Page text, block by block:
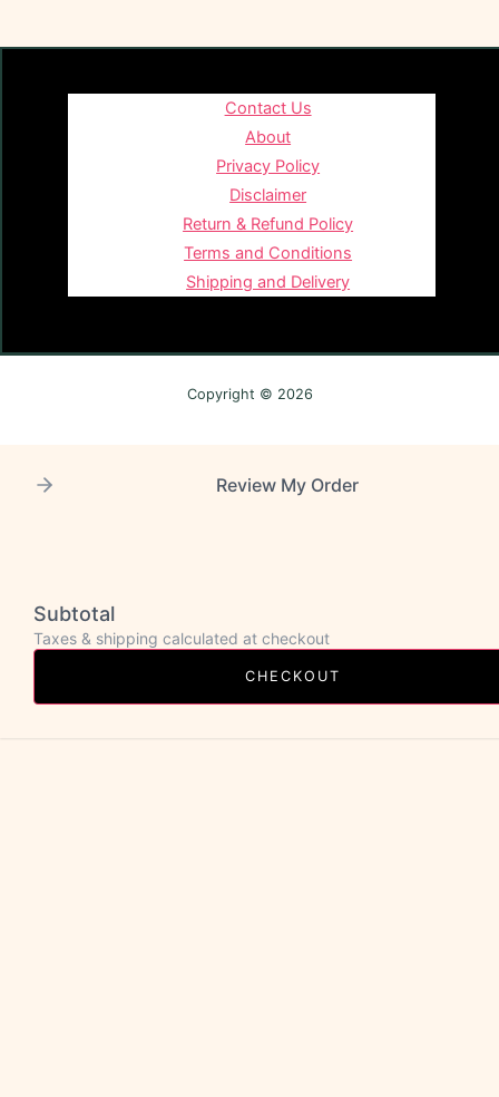
Contact Us
About
Privacy Policy
Disclaimer
Return & Refund Policy
Terms and Conditions
Shipping and Delivery
Copyright © 2026
Review My Order
Subtotal
Taxes & shipping calculated at checkout
CHECKOUT